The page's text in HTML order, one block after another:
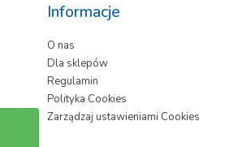
Informacje
O nas
Dla sklepów
Regulamin
Polityka Cookies
Zarządzaj ustawieniami Cookies